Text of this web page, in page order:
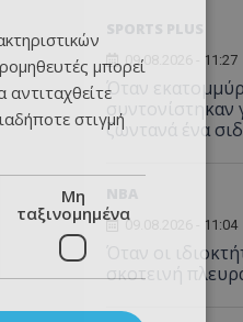
09.08.2026 - 11:27
Όταν
ζωντανά ένα
09.08.2026 - 11:04
Όταν οι
σκοτεινή
μπορεί
αντιταχθείτε
στιγμή
Μη
ταξινομημένα